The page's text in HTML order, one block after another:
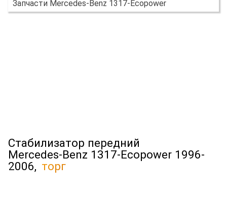
Запчасти Mercedes-Benz 1317-Ecopower
Стабилизатор передний
Mercedes-Benz 1317-Ecopower 1996-
2006, торг